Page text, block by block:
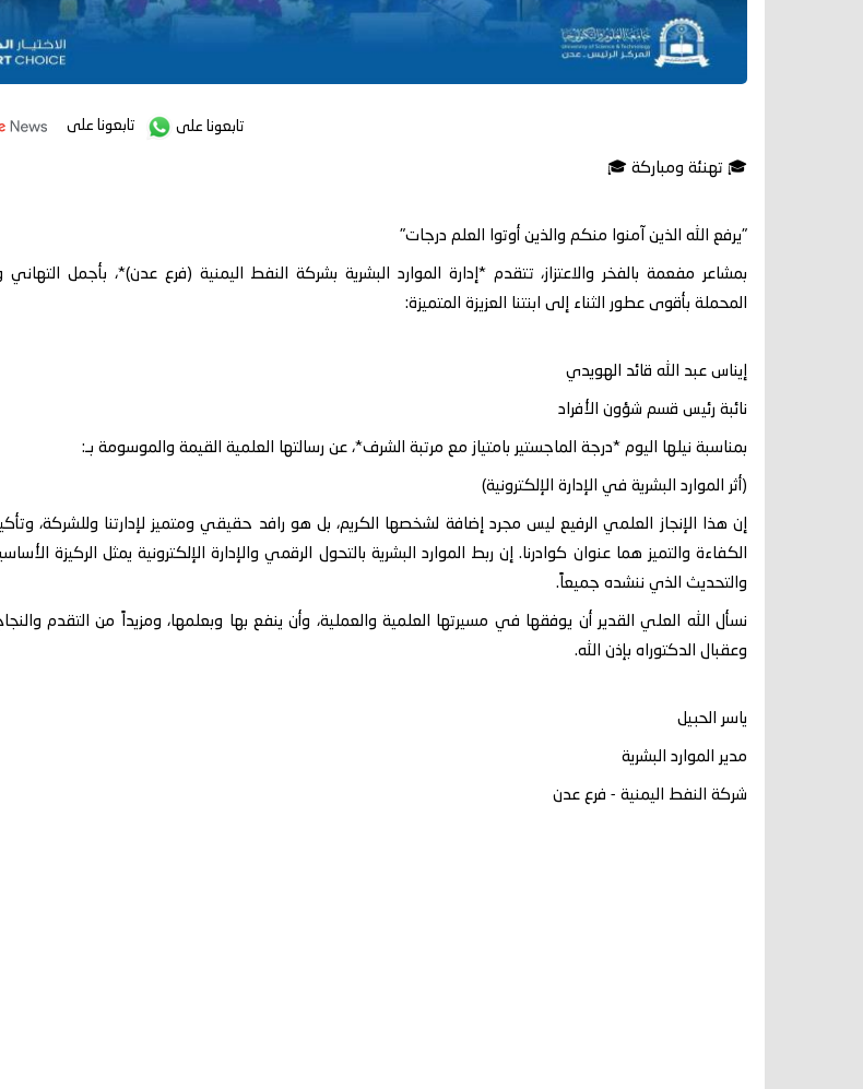
تابعونا على تابعونا على
🎓 تهنئة ومباركة 🎓
"يرفع الله الذين آمنوا منكم والذين أوتوا العلم درجات"
بمشاعر مفعمة بالفخر والاعتزاز، تتقدم *إدارة الموارد البشرية بشركة النفط اليمنية (فرع عدن)*، بأجمل التهاني
المحملة بأقوى عطور الثناء إلى ابنتنا العزيزة المتميزة:
إيناس عبد الله قائد الهويدي
نائبة رئيس قسم شؤون الأفراد
بمناسبة نيلها اليوم *درجة الماجستير بامتياز مع مرتبة الشرف*، عن رسالتها العلمية القيمة والموسومة بـ:
(أثر الموارد البشرية في الإدارة الإلكترونية)
إن هذا الإنجاز العلمي الرفيع ليس مجرد إضافة لشخصها الكريم، بل هو رافد حقيقي ومتميز لإدارتنا وللشركة،
الكفاءة والتميز هما عنوان كوادرنا. إن ربط الموارد البشرية بالتحول الرقمي والإدارة الإلكترونية يمثل الركيزة
والتحديث الذي ننشده جميعاً.
نسأل الله العلي القدير أن يوفقها في مسيرتها العلمية والعملية، وأن ينفع بها وبعلمها، ومزيداً من التقدم
وعقبال الدكتوراه بإذن الله.
ياسر الحبيل
مدير الموارد البشرية
شركة النفط اليمنية - فرع عدن